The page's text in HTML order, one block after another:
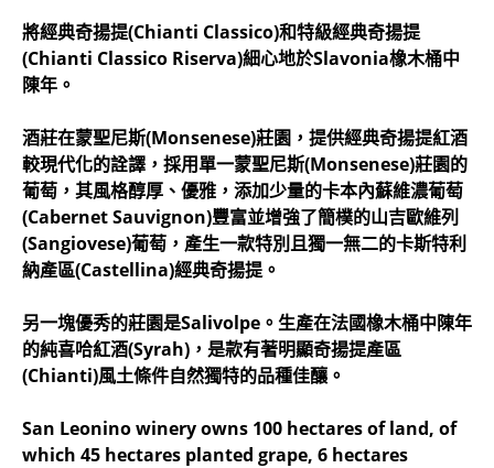
將經典奇揚提(Chianti Classico)和特級經典奇揚提
(Chianti Classico Riserva)細心地於Slavonia橡木桶中
陳年。
酒莊在蒙聖尼斯(Monsenese)莊園，提供經典奇揚提紅酒
較現代化的詮譯，採用單一蒙聖尼斯(Monsenese)莊園的
葡萄，其風格醇厚、優雅，添加少量的卡本內蘇維濃葡萄
(Cabernet Sauvignon)豐富並增強了簡樸的山吉歐維列
(Sangiovese)葡萄，產生一款特別且獨一無二的卡斯特利
納產區(Castellina)經典奇揚提。
另一塊優秀的莊園是Salivolpe。生產在法國橡木桶中陳年
的純喜哈紅酒(Syrah)，是款有著明顯奇揚提產區
(Chianti)風土條件自然獨特的品種佳釀。
San Leonino winery owns 100 hectares of land, of
which 45 hectares planted grape, 6 hectares